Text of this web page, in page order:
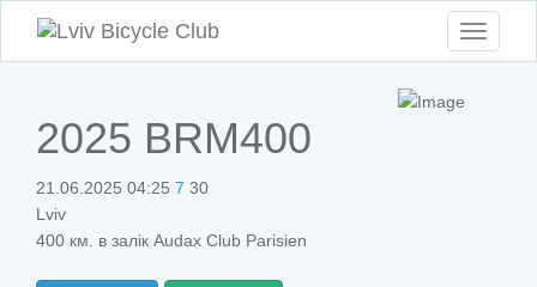
Toggle
2025 BRM400
21.06.2025 04:25 7 30
Lviv
400 км. в залік Audax Club Parisien